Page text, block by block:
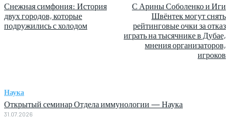
Снежная симфония: История
двух городов, которые
подружились с холодом
С Арины Соболенко и Иги
Швёнтек могут снять
рейтинговые очки за отказ
играть на тысячнике в Дубае,
мнения организаторов,
игроков
Наука
Открытый семинар Отдела иммунологии — Наука
31.07.2026